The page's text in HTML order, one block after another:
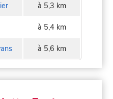
à 5,3 km
à 5,4 km
à 5,6 km